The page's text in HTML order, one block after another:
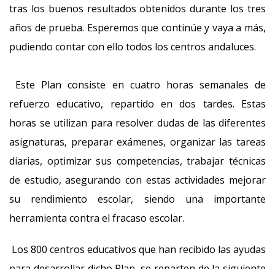
tras los buenos resultados obtenidos durante los tres
años de prueba. Esperemos que continúe y vaya a más,
pudiendo contar con ello todos los centros andaluces.
Este Plan consiste en cuatro horas semanales de
refuerzo educativo, repartido en dos tardes. Estas
horas se utilizan para resolver dudas de las diferentes
asignaturas, preparar exámenes, organizar las tareas
diarias, optimizar sus competencias, trabajar técnicas
de estudio, asegurando con estas actividades mejorar
su rendimiento escolar, siendo una importante
herramienta contra el fracaso escolar.
Los 800 centros educativos que han recibido las ayudas